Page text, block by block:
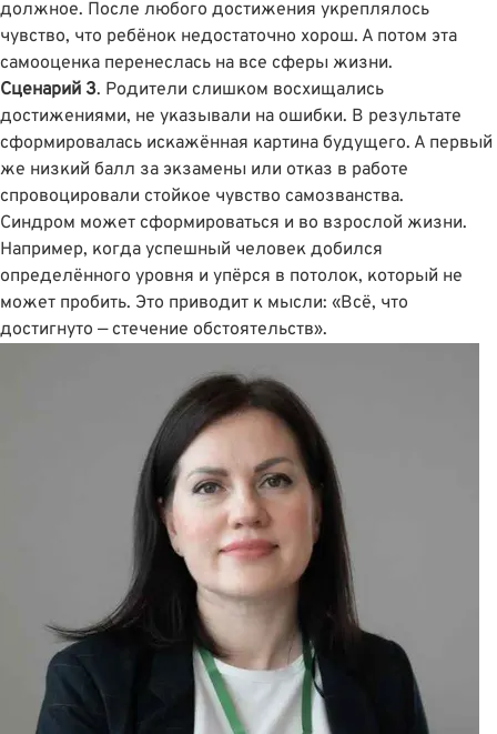
должное. После любого достижения укреплялось
чувство, что ребёнок недостаточно хорош. А потом эта
самооценка перенеслась на все сферы жизни.
Сценарий 3. Родители слишком восхищались
достижениями, не указывали на ошибки. В результате
сформировалась искажëнная картина будущего. А первый
же низкий балл за экзамены или отказ в работе
спровоцировали стойкое чувство самозванства.
Синдром может сформироваться и во взрослой жизни.
Например, когда успешный человек добился
определённого уровня и упёрся в потолок, который не
может пробить. Это приводит к мысли: «Всё, что
достигнуто — стечение обстоятельств».